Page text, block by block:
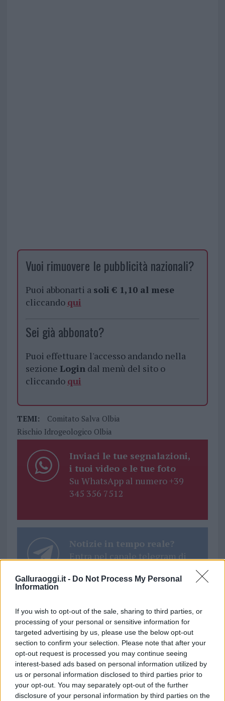
Galluraoggi.it - Do Not Process My Personal
Information
If you wish to opt-out of the sale, sharing to third parties, or
processing of your personal or sensitive information for
targeted advertising by us, please use the below opt-out
section to confirm your selection. Please note that after your
opt-out request is processed you may continue seeing
interest-based ads based on personal information utilized by
us or personal information disclosed to third parties prior to
your opt-out. You may separately opt-out of the further
disclosure of your personal information by third parties on the
Vuoi rimuovere le pubblicità nazionali?
Puoi abbonarti a soli € 1,10 al mese
cliccando qui
Sei già abbonato?
Puoi effettuare l'accesso andando nella
sezione Login dal menù del sito o
cliccando qui
TEMI:
Comitato Salva Olbia
Rischio Idrogeologico Olbia
Inviaci le tue segnalazioni,
i tuoi video e le tue foto
Su WhatsApp al numero +39
345 356 7512
Notizie in tempo reale?
Entra nel canale telegram di
Ricevi le nostre ultime news
daGoogle News
Condividi l'articolo